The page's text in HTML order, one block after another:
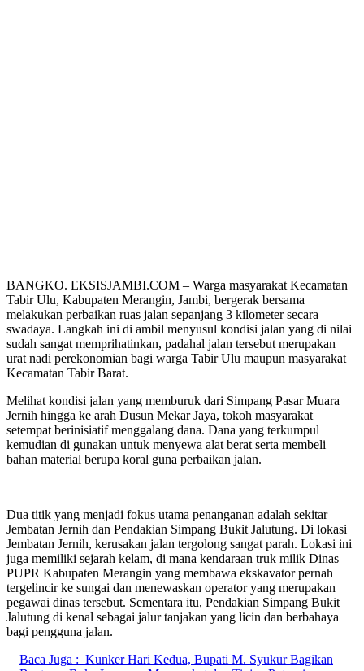
BANGKO. EKSISJAMBI.COM – Warga masyarakat Kecamatan
Tabir Ulu, Kabupaten Merangin, Jambi, bergerak bersama
melakukan perbaikan ruas jalan sepanjang 3 kilometer secara
swadaya. Langkah ini di ambil menyusul kondisi jalan yang di nilai
sudah sangat memprihatinkan, padahal jalan tersebut merupakan
urat nadi perekonomian bagi warga Tabir Ulu maupun masyarakat
Kecamatan Tabir Barat.
Melihat kondisi jalan yang memburuk dari Simpang Pasar Muara
Jernih hingga ke arah Dusun Mekar Jaya, tokoh masyarakat
setempat berinisiatif menggalang dana. Dana yang terkumpul
kemudian di gunakan untuk menyewa alat berat serta membeli
bahan material berupa koral guna perbaikan jalan.
Dua titik yang menjadi fokus utama penanganan adalah sekitar
Jembatan Jernih dan Pendakian Simpang Bukit Jalutung. Di lokasi
Jembatan Jernih, kerusakan jalan tergolong sangat parah. Lokasi ini
juga memiliki sejarah kelam, di mana kendaraan truk milik Dinas
PUPR Kabupaten Merangin yang membawa ekskavator pernah
tergelincir ke sungai dan menewaskan operator yang merupakan
pegawai dinas tersebut. Sementara itu, Pendakian Simpang Bukit
Jalutung di kenal sebagai jalur tanjakan yang licin dan berbahaya
bagi pengguna jalan.
Baca Juga : Kunker Hari Kedua, Bupati M. Syukur Bagikan